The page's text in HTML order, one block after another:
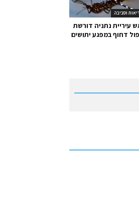
וסביבה
עיריית נתניה דורשת
דחוף במפגע יתושים